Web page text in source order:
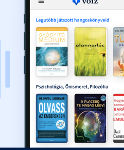
Szabadulás a bűntudattól
Fejezet hossza: 00:02:52
A gyógyír: Hála
Fejezet hossza: 00:04:42
A hála a remény iránytűje
Fejezet hossza: 00:04:02